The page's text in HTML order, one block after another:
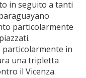
in seguito a tanti
particolarmente
particolarmente in
una tripletta
il Vicenza.